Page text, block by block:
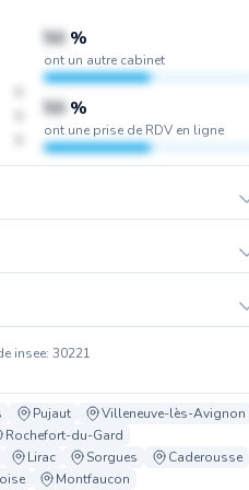
50 %
ont un autre cabinet
50 %
ont une prise de RDV en ligne
insee: 30221
Pujaut
Villeneuve-lès-Avignon
Rochefort-du-Gard
Lirac Sorgues
Caderousse
Montfaucon